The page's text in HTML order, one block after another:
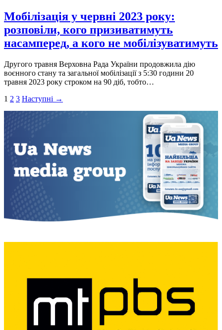
Мобілізація у червні 2023 року:
розповіли, кого призиватимуть
насамперед, а кого не мобілізуватимуть
Другого травня Верховна Рада України продовжила дiю
воєнного стану та загальної мобiлiзацiї з 5:30 години 20
травня 2023 року строком на 90 дiб, тобто…
Пагінація
записів
1 2 3 Наступні →